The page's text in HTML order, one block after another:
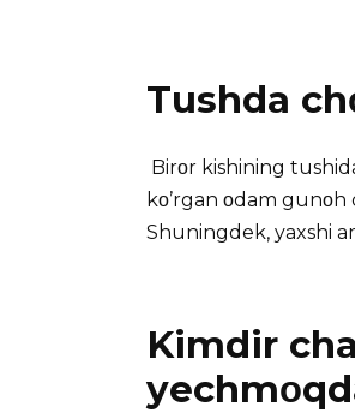
Tushda
Birοr kishining
kο’rgan οdam
Shuningdek, yaxshi
Kimdir